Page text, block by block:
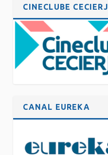
CINECLUBE CECIERJ
CANAL EUREKA